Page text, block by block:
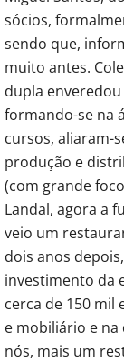
sócios,
sendo que,
muito antes.
dupla
formando-se na
cursos, aliaram-
produção e
(com grande
Landal, agora a
veio um
dois anos
investimento da
cerca de 150 mil
e mobiliário e na
nós, mais um